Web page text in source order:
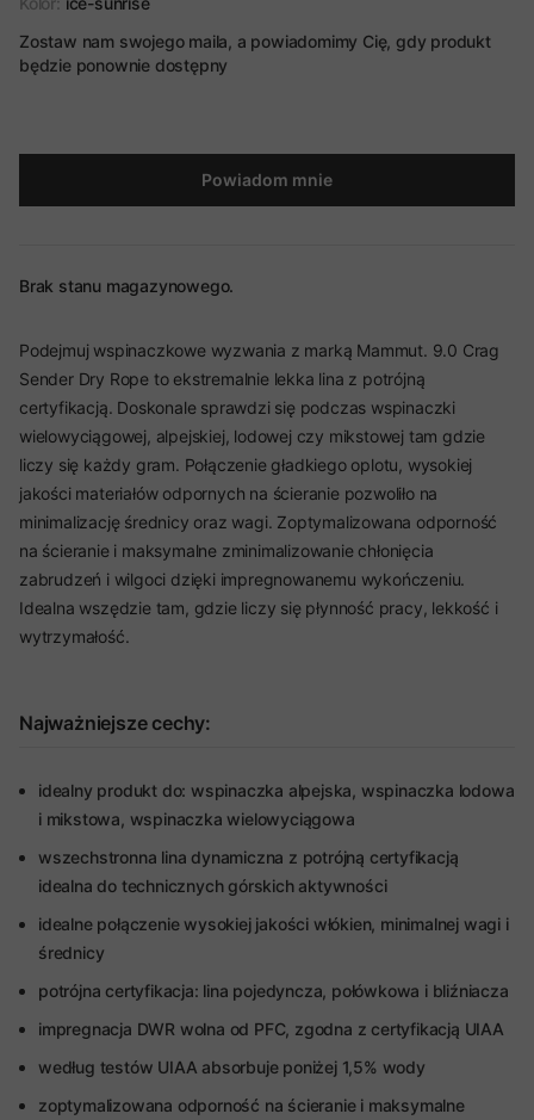
Zostaw nam swojego maila, a powiadomimy Cię, gdy produkt
będzie ponownie dostępny
Powiadom mnie
Brak stanu magazynowego.
Podejmuj wspinaczkowe wyzwania z marką Mammut. 9.0 Crag
Sender Dry Rope to ekstremalnie lekka lina z potrójną
certyfikacją. Doskonale sprawdzi się podczas wspinaczki
wielowyciągowej, alpejskiej, lodowej czy mikstowej tam gdzie
liczy się każdy gram. Połączenie gładkiego oplotu, wysokiej
jakości materiałów odpornych na ścieranie pozwoliło na
minimalizację średnicy oraz wagi. Zoptymalizowana odporność
na ścieranie i maksymalne zminimalizowanie chłonięcia
zabrudzeń i wilgoci dzięki impregnowanemu wykończeniu.
Idealna wszędzie tam, gdzie liczy się płynność pracy, lekkość i
wytrzymałość.
Najważniejsze cechy:
idealny produkt do: wspinaczka alpejska, wspinaczka lodowa
i mikstowa, wspinaczka wielowyciągowa
wszechstronna lina dynamiczna z potrójną certyfikacją
idealna do technicznych górskich aktywności
idealne połączenie wysokiej jakości włókien, minimalnej wagi i
średnicy
potrójna certyfikacja: lina pojedyncza, połówkowa i bliźniacza
impregnacja DWR wolna od PFC, zgodna z certyfikacją UIAA
według testów UIAA absorbuje poniżej 1,5% wody
zoptymalizowana odporność na ścieranie i maksymalne